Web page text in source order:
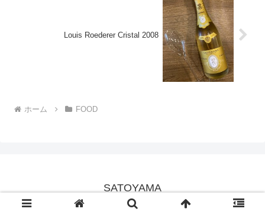
Louis Roederer Cristal 2008
ホーム FOOD
SATOYAMA
© 2019 SATOYAMA.